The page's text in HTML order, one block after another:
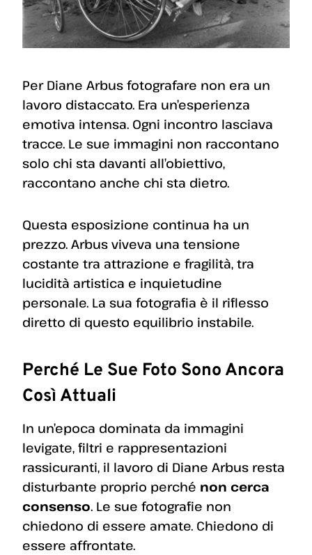
Per Diane Arbus fotografare non era un
lavoro distaccato. Era un’esperienza
emotiva intensa. Ogni incontro lasciava
tracce. Le sue immagini non raccontano
solo chi sta davanti all’obiettivo,
raccontano anche chi sta dietro.
Questa esposizione continua ha un
prezzo. Arbus viveva una tensione
costante tra attrazione e fragilità, tra
lucidità artistica e inquietudine
personale. La sua fotografia è il riflesso
diretto di questo equilibrio instabile.
Perché Le Sue Foto Sono Ancora
Così Attuali
In un’epoca dominata da immagini
levigate, filtri e rappresentazioni
rassicuranti, il lavoro di Diane Arbus resta
disturbante proprio perché non cerca
consenso. Le sue fotografie non
chiedono di essere amate. Chiedono di
essere affrontate.